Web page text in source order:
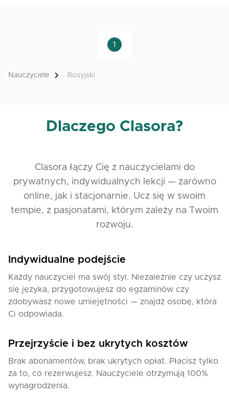
Moje lekcje są dostosowane do wieku i poziomu
ćwiczenia i ciekawe tematy. Dostosowuję naukę do
potrzeb uczniów – niezależnie od tego, czy chcą
luźnej atmosferze, zachęcam uczniów do aktywnego
uczestnictwa i staram się, aby każda lekcja była
interesująca i produktywna.
codziennej komunikacji.
Poprawiać wymowę i zyskać pewność w mowie.
Rozumieć podstawowe struktury gramatyczne i
zasady języka rosyjskiego.
poprzez praktyczne zadania.
wyrażania się poprzez autentyczne materiały.
Jeśli chcesz nauczyć się rosyjskiego w ciekawy i
przystępny sposób, dołącz do mnie na lekcjach!
1
Nauczyciele Rosyjski
Dlaczego Clasora?
Clasora łączy Cię z nauczycielami do
prywatnych, indywidualnych lekcji — zarówno
online, jak i stacjonarnie. Ucz się w swoim
tempie, z pasjonatami, którym zależy na Twoim
rozwoju.
Indywidualne podejście
Każdy nauczyciel ma swój styl. Niezależnie czy uczysz
się języka, przygotowujesz do egzaminów czy
zdobywasz nowe umiejętności — znajdź osobę, która
Ci odpowiada.
Przejrzyście i bez ukrytych kosztów
Brak abonamentów, brak ukrytych opłat. Płacisz tylko
za to, co rezerwujesz. Nauczyciele otrzymują 100%
wynagrodzenia.